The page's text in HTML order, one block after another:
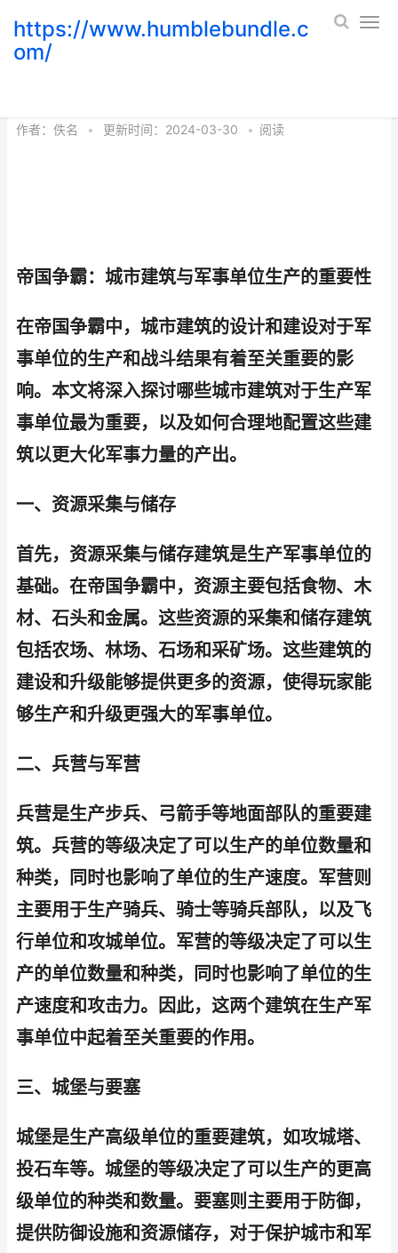
https://www.humblebundle.c
om/
作者： 佚名 • 更新时间：2024-03-30 • 阅读
帝国争霸：城市建筑与军事单位生产的重要性
在帝国争霸中，城市建筑的设计和建设对于军
事单位的生产和战斗结果有着至关重要的影
响。本文将深入探讨哪些城市建筑对于生产军
事单位最为重要，以及如何合理地配置这些建
筑以更大化军事力量的产出。
一、资源采集与储存
首先，资源采集与储存建筑是生产军事单位的
基础。在帝国争霸中，资源主要包括食物、木
材、石头和金属。这些资源的采集和储存建筑
包括农场、林场、石场和采矿场。这些建筑的
建设和升级能够提供更多的资源，使得玩家能
够生产和升级更强大的军事单位。
二、兵营与军营
兵营是生产步兵、弓箭手等地面部队的重要建
筑。兵营的等级决定了可以生产的单位数量和
种类，同时也影响了单位的生产速度。军营则
主要用于生产骑兵、骑士等骑兵部队，以及飞
行单位和攻城单位。军营的等级决定了可以生
产的单位数量和种类，同时也影响了单位的生
产速度和攻击力。因此，这两个建筑在生产军
事单位中起着至关重要的作用。
三、城堡与要塞
城堡是生产高级单位的重要建筑，如攻城塔、
投石车等。城堡的等级决定了可以生产的更高
级单位的种类和数量。要塞则主要用于防御，
提供防御设施和资源储存，对于保护城市和军